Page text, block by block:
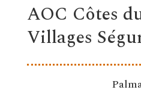
AOC Côtes
Villages